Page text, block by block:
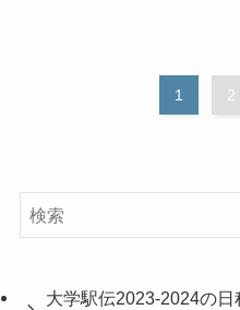
1 2
大学駅伝2023-2024の